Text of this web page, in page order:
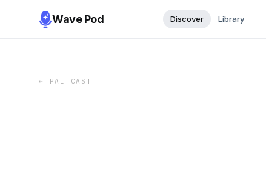
Wave Pod Discover Library
← PAL CAST